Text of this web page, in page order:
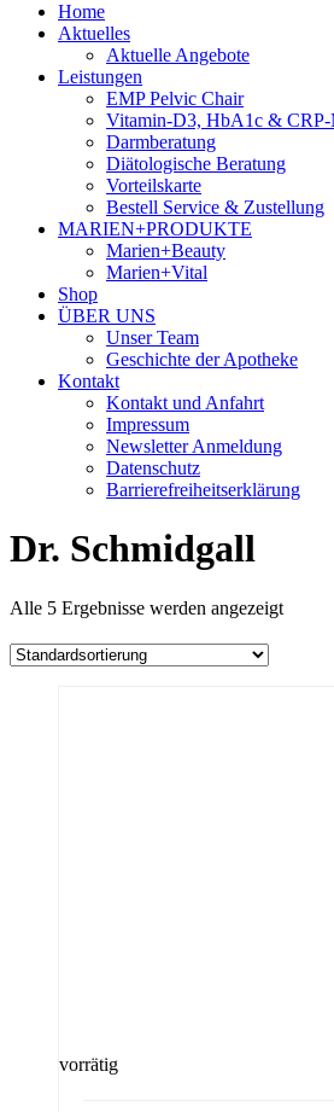
Home
Aktuelles
Aktuelle Angebote
Leistungen
EMP Pelvic Chair
Vitamin-D3, HbA1c & CRP-
Darmberatung
Diätologische Beratung
Vorteilskarte
Bestell Service & Zustellung
MARIEN+PRODUKTE
Marien+Beauty
Marien+Vital
Shop
ÜBER UNS
Unser Team
Geschichte der Apotheke
Kontakt
Kontakt und Anfahrt
Impressum
Newsletter Anmeldung
Datenschutz
Barrierefreiheitserklärung
Dr. Schmidgall
Alle 5 Ergebnisse werden angezeigt
vorrätig